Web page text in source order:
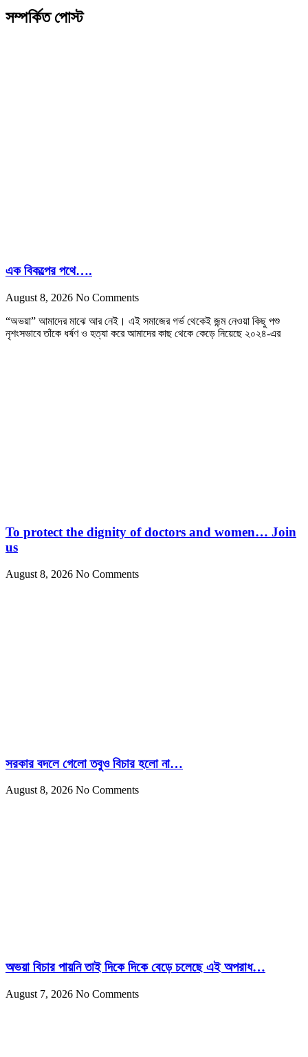
সম্পর্কিত পোস্ট
এক বিকল্পের পথে….
August 8, 2026 No Comments
“অভয়া” আমাদের মাঝে আর নেই। এই সমাজের গর্ভ থেকেই জন্ম নেওয়া কিছু পশু
নৃশংসভাবে তাঁকে ধর্ষণ ও হত্যা করে আমাদের কাছ থেকে কেড়ে নিয়েছে ২০২৪-এর
To protect the dignity of doctors and women… Join
us
August 8, 2026 No Comments
সরকার বদলে গেলো তবুও বিচার হলো না…
August 8, 2026 No Comments
অভয়া বিচার পায়নি তাই দিকে দিকে বেড়ে চলেছে এই অপরাধ…
August 7, 2026 No Comments